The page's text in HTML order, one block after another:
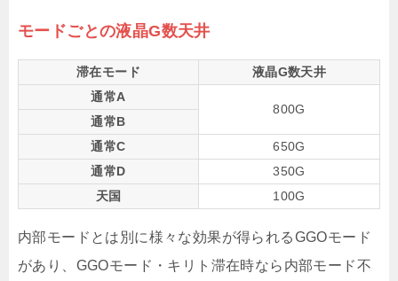
モードごとの液晶G数天井
滞在モード
液晶G数天井
通常A
800G
通常B
通常C
650G
通常D
350G
天国
100G
内部モードとは別に様々な効果が得られるGGOモード
があり、GGOモード・キリト滞在時なら内部モード不